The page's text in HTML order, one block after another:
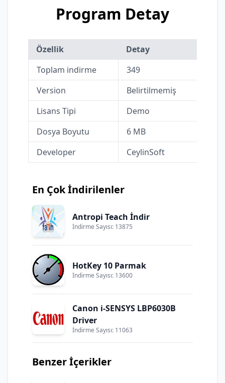
Program Detay
Özellik
Detay
Toplam indirme
349
Version
Belirtilmemiş
Lisans Tipi
Demo
Dosya Boyutu
6 MB
Developer
CeylinSoft
En Çok İndirilenler
Antropi Teach İndir
İndirme Sayısı: 13875
HotKey 10 Parmak
İndirme Sayısı: 13600
Canon i-SENSYS LBP6030B
Driver
İndirme Sayısı: 11063
Benzer İçerikler